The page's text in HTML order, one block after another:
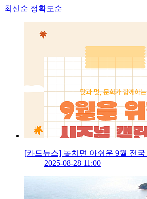
최신순 정확도순
[카드뉴스] 놓치면 아쉬운 9월 전국
2025-08-28 11:00